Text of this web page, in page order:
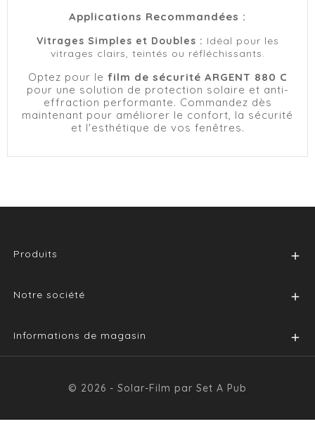
Applications Recommandées :
Vitrages Simples et Doubles : Idéal pour les
vitrages clairs, teintés ou réfléchissants.
Optez pour le film de sécurité ARGENT 880 C
pour une solution de protection solaire et anti-
effraction performante. Commandez dès
maintenant pour améliorer le confort, la sécurité
et l'esthétique de vos fenêtres.
Produits 
Notre société 
Informations de magasin 
© 2026 - Solar-Film par Set A Pub